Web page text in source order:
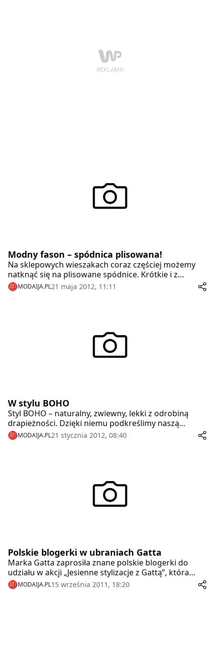
Modny fason – spódnica plisowana!
Na sklepowych wieszakach coraz częściej możemy
natknąć się na plisowane spódnice. Krótkie i z
szerszymi plisami prezentują się jednocześnie
zadziornie jak i dziewczęco. Z kolei długie będą idealne
MODAIJA.PL21 maja 2012, 11:11
W stylu BOHO
Styl BOHO – naturalny, zwiewny, lekki z odrobiną
drapieżności. Dzięki niemu podkreślimy naszą
kobiecość oraz charakter.
MODAIJA.PL21 stycznia 2012, 08:40
Polskie blogerki w ubraniach Gatta
Marka Gatta zaprosiła znane polskie blogerki do
udziału w akcji „Jesienne stylizacje z Gattą”, która
odbyła się w warszawskich Złotych Tarasach. Każda z
dziewczyn stworzyła stylizację z wybranych przez
MODAIJA.PL15 września 2011, 18:20